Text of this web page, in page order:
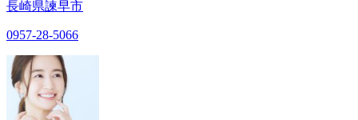
長崎県諫早市
0957-28-5066